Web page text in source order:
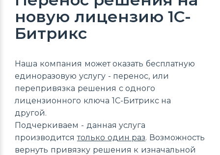
новую лицензию 1С-
Битрикс
Наша компания может оказать бесплатную
единоразовую услугу - перенос, или
перепривязка решения с одного
лицензионного ключа 1С-Битрикс на
другой.
Подчеркиваем - данная услуга
производитсятолько один раз. Возможность
вернуть привязку решения к изначальной